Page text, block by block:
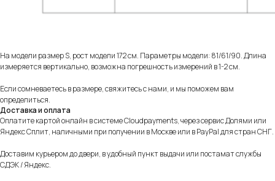
На модели размер S, рост модели 172 см. Параметры модели: 81/61/90. Длина
измеряется вертикально, возможна погрешность измерений в 1-2 см.
Если сомневаетесь в размере, свяжитесь с нами, и мы поможем вам
определиться.
Доставка и оплата
Оплатите картой онлайн в системе Cloudpayments, через сервис Долями или
Яндекс Сплит, наличными при получении в Москве или в PayPal для стран СНГ.
Доставим курьером до двери, в удобный пункт выдачи или постамат службы
СДЭК / Яндекс.
Удобная и безопасная оплата
любого банка или частично через сервисы
«Долями» и Яндекс «Сплит».